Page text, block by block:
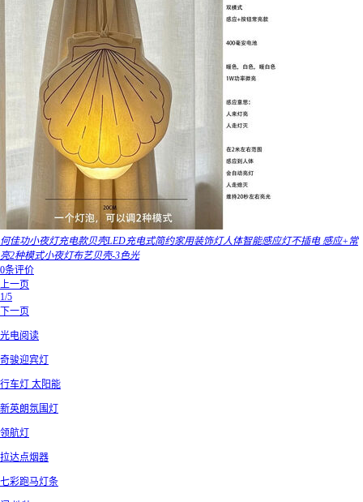
何佳功小夜灯充电款贝壳LED充电式简约家用装饰灯人体智能感应灯不插电 感应+常
亮2种模式小夜灯布艺贝壳-3色光
0条评价
上一页
1/5
下一页
光电阅读
奇骏迎宾灯
行车灯 太阳能
新英朗氛围灯
领航灯
拉达点烟器
七彩跑马灯条